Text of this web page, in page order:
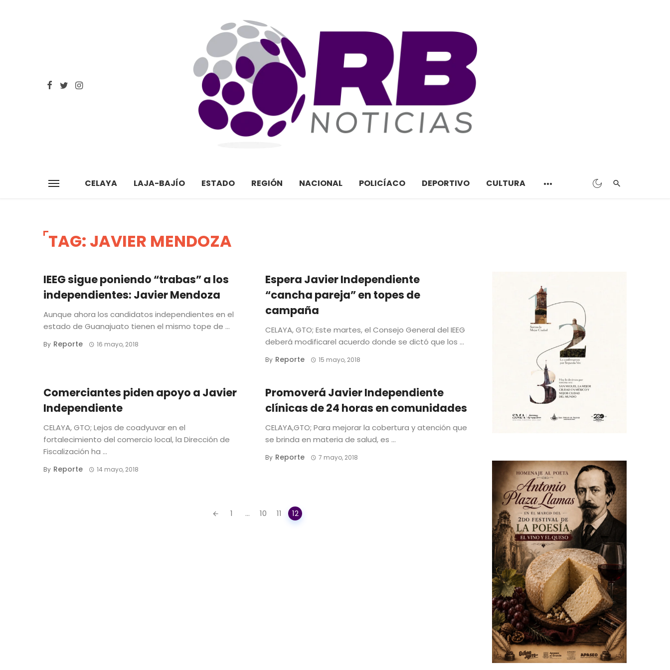
CELAYA LAJA-BAJÍO ESTADO REGIÓN NACIONAL POLICÍACO DEPORTIVO CULTURA
TAG: JAVIER MENDOZA
IEEG sigue poniendo “trabas” a los
independientes: Javier Mendoza
Aunque ahora los candidatos independientes en el
estado de Guanajuato tienen el mismo tope de ...
By Reporte 16 mayo, 2018
Espera Javier Independiente
“cancha pareja” en topes de
campaña
CELAYA, GTO; Este martes, el Consejo General del IEEG
deberá modificarel acuerdo donde se dictó que los ...
By Reporte 15 mayo, 2018
Comerciantes piden apoyo a Javier
Independiente
CELAYA, GTO; Lejos de coadyuvar en el
fortalecimiento del comercio local, la Dirección de
Fiscalización ha ...
By Reporte 14 mayo, 2018
Promoverá Javier Independiente
clínicas de 24 horas en comunidades
CELAYA,GTO; Para mejorar la cobertura y atención que
se brinda en materia de salud, es ...
By Reporte 7 mayo, 2018
1 ... 10 11 12